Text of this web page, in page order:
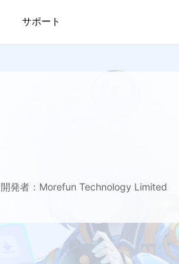
サポート
開発者：Morefun Technology Limited